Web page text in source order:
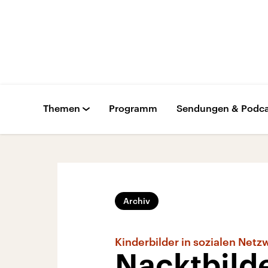
Themen Programm Sendungen &
Archiv
Kinderbilder in sozialen